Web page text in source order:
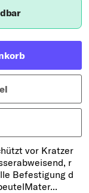
vor Kratzer
r
Befestigung d